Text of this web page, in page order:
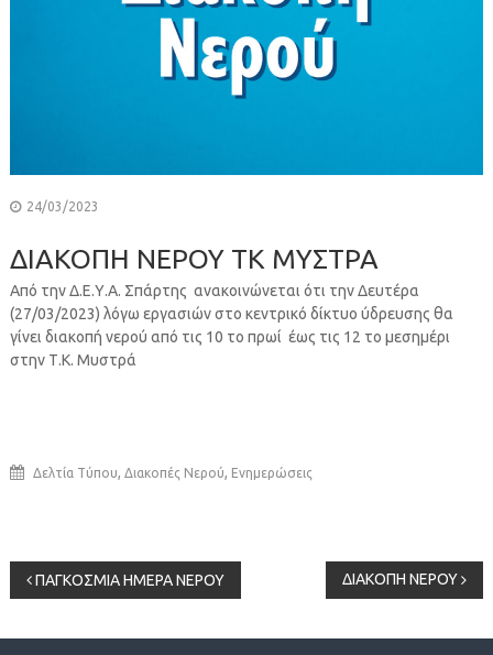
24/03/2023
ΔΙΑΚΟΠΗ ΝΕΡΟΥ ΤΚ ΜΥΣΤΡΑ
Από την Δ.Ε.Υ.Α. Σπάρτης ανακοινώνεται ότι την Δευτέρα
(27/03/2023) λόγω εργασιών στο κεντρικό δίκτυο ύδρευσης θα
γίνει διακοπή νερού από τις 10 το πρωί έως τις 12 το μεσημέρι
στην Τ.Κ. Μυστρά
Δελτία Τύπου, Διακοπές Νερού, Ενημερώσεις
Πλοήγηση
άρθρων
ΠΑΓΚΟΣΜΙΑ ΗΜΕΡΑ ΝΕΡΟΥ ΔΙΑΚΟΠΗ ΝΕΡΟΥ